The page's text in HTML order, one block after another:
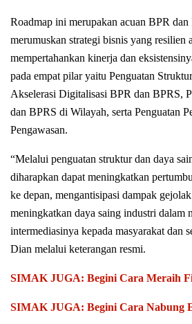
Roadmap ini merupakan acuan BPR
merumuskan strategi bisnis yang resilien
mempertahankan kinerja dan
pada empat pilar yaitu Penguatan
Akselerasi Digitalisasi BPR dan BPRS,
dan BPRS di Wilayah, serta Penguatan
Pengawasan.
“Melalui penguatan struktur dan daya
diharapkan dapat meningkatkan
ke depan, mengantisipasi dampak
meningkatkan daya saing industri dalam
intermediasinya kepada masyarakat dan
Dian melalui keterangan resmi.
SIMAK JUGA: Begini Cara Meraih
SIMAK JUGA: Begini Cara Nabung